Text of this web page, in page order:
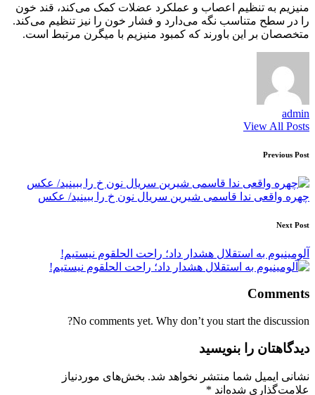
منیزیم به تنظیم اعصاب و عملکرد عضلات کمک می‌کند، قند خون
را در سطح متناسب نگه می‌دارد و فشار خون را نیز تنظیم می‌کند.
متخصصان بر این باورند که کمبود منیزیم با میگرن مرتبط است.
admin
View All Posts
Post
navigation
Previous Post
چهره واقعی ندا قاسمی شیرین سریال نون خ را ببینید/ عکس
Next Post
آلومینیوم به استقلال هشدار داد؛ راحت الحلقوم نیستیم!
Comments
No comments yet. Why don’t you start the discussion?
دیدگاهتان را بنویسید
نشانی ایمیل شما منتشر نخواهد شد. بخش‌های موردنیاز
علامت‌گذاری شده‌اند *